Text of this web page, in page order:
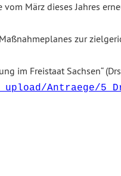
März dieses Jahres
zur
im Freistaat Sachsen“
Antraege/